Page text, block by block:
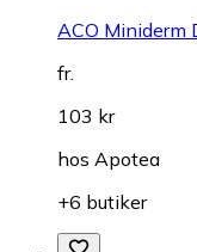
ACO Miniderm
fr.
103 kr
hos Apotea
+6 butiker